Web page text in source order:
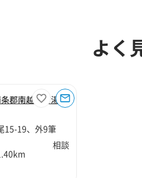
よく
郡南越前町湯尾
15-19、外9筆
相談